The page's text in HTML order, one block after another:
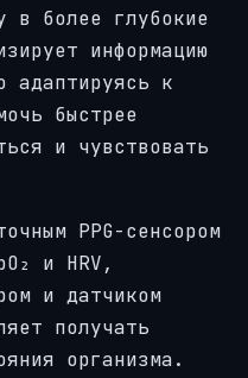
в более глубокие
информацию
адаптируясь к
быстрее
и чувствовать
PPG-сенсором
и HRV,
и датчиком
получать
организма.